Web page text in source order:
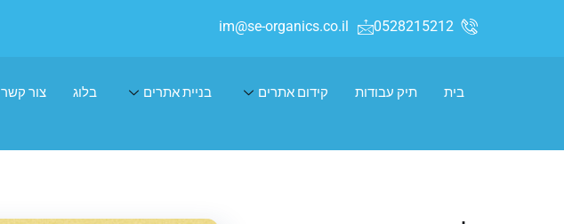
0528215212
im@se-organics.co.il
בית תיק עבודות קידום אתרים בניית אתרים בלוג צור קשר